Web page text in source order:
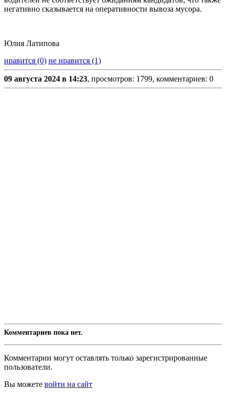
негативно сказывается на оперативности вывоза мусора.
Юлия Латипова
нравится (0) не нравится (1)
09 августа 2024 в 14:23, просмотров: 1799, комментариев: 0
Комментариев пока нет.
Комментарии могут оставлять только зарегистрированные
пользователи.
Вы можете войти на сайт